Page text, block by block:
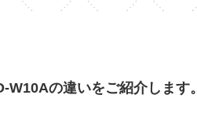
W10Aの違いをご紹介します。